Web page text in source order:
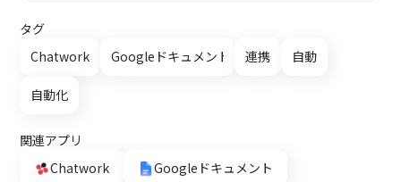
タグ
Chatwork
Googleドキュメント 連携 自動
自動化
関連アプリ
Chatwork
Googleドキュメント